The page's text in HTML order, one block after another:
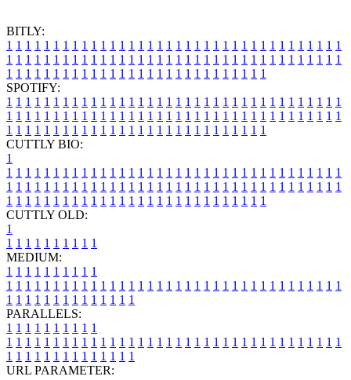
BITLY:
1 1 1 1 1 1 1 1 1 1 1 1 1 1 1 1 1 1 1 1 1 1 1 1 1 1 1 1 1 1 1 1 1 1 1 1
1 1 1 1 1 1 1 1 1 1 1 1 1 1 1 1 1 1 1 1 1 1 1 1 1 1 1 1 1 1 1 1 1 1 1 1
1 1 1 1 1 1 1 1 1 1 1 1 1 1 1 1 1 1 1 1 1 1 1 1 1 1 1 1
SPOTIFY:
1 1 1 1 1 1 1 1 1 1 1 1 1 1 1 1 1 1 1 1 1 1 1 1 1 1 1 1 1 1 1 1 1 1 1 1
1 1 1 1 1 1 1 1 1 1 1 1 1 1 1 1 1 1 1 1 1 1 1 1 1 1 1 1 1 1 1 1 1 1 1 1
1 1 1 1 1 1 1 1 1 1 1 1 1 1 1 1 1 1 1 1 1 1 1 1 1 1 1 1
CUTTLY BIO:
1
1 1 1 1 1 1 1 1 1 1 1 1 1 1 1 1 1 1 1 1 1 1 1 1 1 1 1 1 1 1 1 1 1 1 1 1
1 1 1 1 1 1 1 1 1 1 1 1 1 1 1 1 1 1 1 1 1 1 1 1 1 1 1 1 1 1 1 1 1 1 1 1
1 1 1 1 1 1 1 1 1 1 1 1 1 1 1 1 1 1 1 1 1 1 1 1 1 1 1 1
CUTTLY OLD:
1
1 1 1 1 1 1 1 1 1 1
MEDIUM:
1 1 1 1 1 1 1 1 1 1
1 1 1 1 1 1 1 1 1 1 1 1 1 1 1 1 1 1 1 1 1 1 1 1 1 1 1 1 1 1 1 1 1 1 1 1
1 1 1 1 1 1 1 1 1 1 1 1 1 1
PARALLELS:
1 1 1 1 1 1 1 1 1 1
1 1 1 1 1 1 1 1 1 1 1 1 1 1 1 1 1 1 1 1 1 1 1 1 1 1 1 1 1 1 1 1 1 1 1 1
1 1 1 1 1 1 1 1 1 1 1 1 1 1
URL PARAMETER: